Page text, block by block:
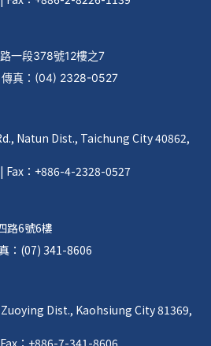
一段378號12樓之7
傳真 ： (04) 2328-0527
Natun Dist., Taichung City 40862,
：+886-4-2328-0527
路6號6樓
：(07) 341-8606
Dist., Kaohsiung City 81369,
：+886-7-341-8606